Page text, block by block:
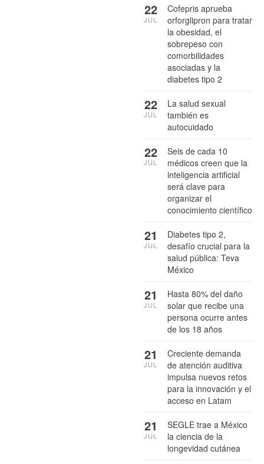
Cofepris aprueba
orforglipron para tratar
la obesidad, el
sobrepeso con
comorbilidades
asociadas y la
diabetes tipo 2
22
JUL
La salud sexual
también es
autocuidado
22
JUL
Seis de cada 10
médicos creen que la
inteligencia artificial
será clave para
organizar el
conocimiento científico
22
JUL
Diabetes tipo 2,
desafío crucial para la
salud pública: Teva
México
21
JUL
Hasta 80% del daño
solar que recibe una
persona ocurre antes
de los 18 años
21
JUL
Creciente demanda
de atención auditiva
impulsa nuevos retos
para la innovación y el
acceso en Latam
21
JUL
SEGLE trae a México
la ciencia de la
longevidad cutánea
21
JUL